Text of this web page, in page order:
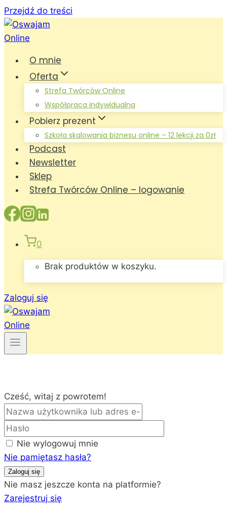
Przejdź do treści
O mnie
Oferta
Strefa Twórców Online
Współpraca indywidualna
Pobierz prezent
Szkoła skalowania biznesu online – 12 lekcji za 0zł
Podcast
Newsletter
Sklep
Strefa Twórców Online – logowanie
0
Brak produktów w koszyku.
Zaloguj się
Cześć, witaj z powrotem!
Nie wylogowuj mnie
Nie pamiętasz hasła?
Zaloguj się
Nie masz jeszcze konta na platformie?
Zarejestruj się